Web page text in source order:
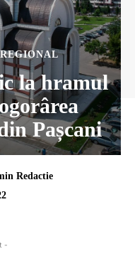
REGIONAL
la hramul
Pașcani
Redactie
-